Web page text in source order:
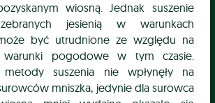
wiosną. Jednak suszenie
jesienią w warunkach
być utrudnione ze względu na
warunki pogodowe w tym czasie.
metody suszenia nie wpłynęły na
mniszka, jedynie dla surowca